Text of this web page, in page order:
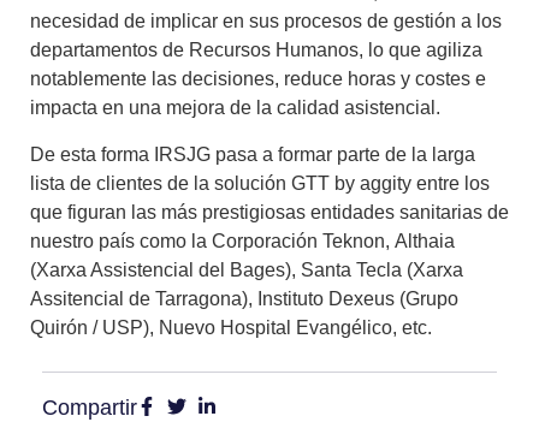
necesidad de implicar en sus procesos de gestión a los
departamentos de Recursos Humanos, lo que agiliza
notablemente las decisiones, reduce horas y costes e
impacta en una mejora de la calidad asistencial .
De esta forma IRSJG pasa a formar parte de la larga
lista de clientes de la solución GTT by aggity entre los
que figuran las más prestigiosas entidades sanitarias de
nuestro país como la Corporación Teknon, Althaia
(Xarxa Assistencial del Bages), Santa Tecla (Xarxa
Assitencial de Tarragona), Instituto Dexeus (Grupo
Quirón / USP), Nuevo Hospital Evangélico, etc.
Compartir